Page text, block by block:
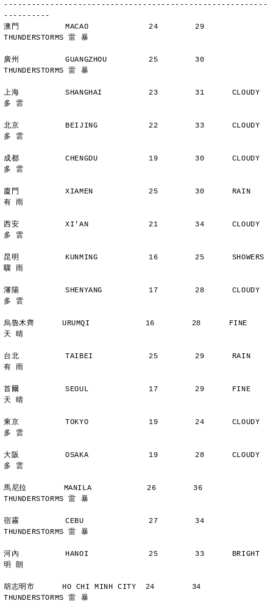
---------------------------------------------------------
----------
澳門          MACAO             24        29
THUNDERSTORMS 雷 暴
廣州          GUANGZHOU         25        30
THUNDERSTORMS 雷 暴
上海          SHANGHAI          23        31      CLOUDY
多 雲
北京          BEIJING           22        33      CLOUDY
多 雲
成都          CHENGDU           19        30      CLOUDY
多 雲
廈門          XIAMEN            25        30      RAIN
有 雨
西安          XI'AN             21        34      CLOUDY
多 雲
昆明          KUNMING           16        25      SHOWERS
驟 雨
瀋陽          SHENYANG          17        28      CLOUDY
多 雲
烏魯木齊      URUMQI            16        28      FINE
天 晴
台北          TAIBEI            25        29      RAIN
有 雨
首爾          SEOUL             17        29      FINE
天 晴
東京          TOKYO             19        24      CLOUDY
多 雲
大阪          OSAKA             19        28      CLOUDY
多 雲
馬尼拉        MANILA            26        36
THUNDERSTORMS 雷 暴
宿霧          CEBU              27        34
THUNDERSTORMS 雷 暴
河內          HANOI             25        33      BRIGHT
明 朗
胡志明市      HO CHI MINH CITY  24        34
THUNDERSTORMS 雷 暴